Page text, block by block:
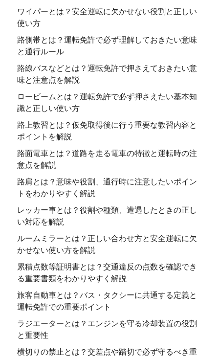
ワイパーとは？安全運転に欠かせない役割と正しい
使い方
路側帯とは？運転免許で必ず理解しておきたい意味
と通行ルール
路線バスなどとは？運転免許で押さえておきたい意
味と注意点を解説
ロービームとは？運転免許で必ず押さえたい基本知
識と正しい使い方
路上教習とは？仮免取得後に行う重要な教習内容と
ポイントを解説
路面電車とは？道路を走る電車の特徴と運転時の注
意点を解説
路肩とは？意味や役割、通行時に注意したいポイン
トをわかりやすく解説
レッカー車とは？役割や種類、遭遇したときの正し
い対応を解説
ルームミラーとは？正しい合わせ方と安全運転に欠
かせない使い方を解説
累積点数等証明書とは？交通違反の点数を確認でき
る重要書類をわかりやすく解説
旅客自動車とは？バス・タクシーに共通する定義と
運転免許での重要ポイント
ラジエーターとは？エンジンを守る冷却装置の役割
と重要性
横切りの禁止とは？交差点や踏切で必ず守るべき重